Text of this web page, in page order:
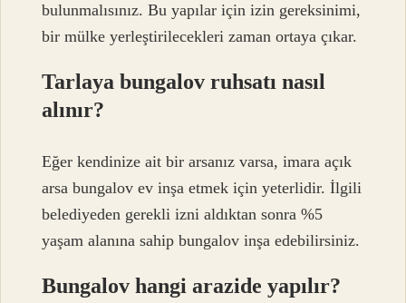
bulunmalısınız. Bu yapılar için izin gereksinimi,
bir mülke yerleştirilecekleri zaman ortaya çıkar.
Tarlaya bungalov ruhsatı nasıl
alınır?
Eğer kendinize ait bir arsanız varsa, imara açık
arsa bungalov ev inşa etmek için yeterlidir. İlgili
belediyeden gerekli izni aldıktan sonra %5
yaşam alanına sahip bungalov inşa edebilirsiniz.
Bungalov hangi arazide yapılır?